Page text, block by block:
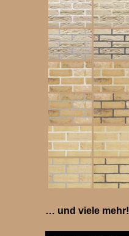
… und viele mehr!